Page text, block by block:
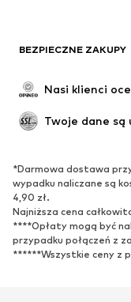
Specjalne okazje
Nowości
Trampki & sneakersy
Czółenka & buty na
Sandały
BEZPIECZNE ZAKUPY
Nasi klienci
Twoje dane są
*Darmowa dostawa
wypadku naliczane są
4,90 zł.
Najniższa cena
****Opłaty mogą być
przypadku połączeń z
******Wszystkie ceny z